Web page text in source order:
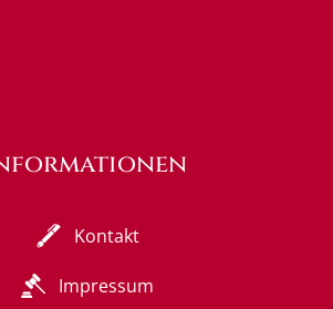
Kontakt
Impressum